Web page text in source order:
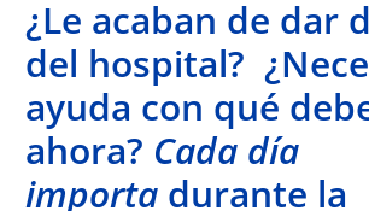
¿Le acaban de dar
del hospital?
ayuda con qué
ahora? Cada día
importa durante la